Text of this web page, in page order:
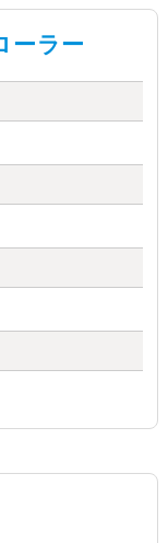
ラー